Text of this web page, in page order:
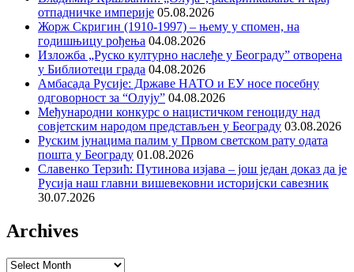
отпадничке империје 05.08.2026
Жорж Скригин (1910-1997) – њему у спомен, на
годишњицу рођења 04.08.2026
Изложба „Руско културно наслеђе у Београду” отворена
у Библиотеци града 04.08.2026
Амбасада Русије: Државе НАТО и ЕУ носе посебну
одговорност за “Олују” 04.08.2026
Међународни конкурс о нацистичком геноциду над
совјетским народом представљен у Београду 03.08.2026
Руским јунацима палим у Првом светском рату одата
пошта у Београду 01.08.2026
Славенко Терзић: Путинова изјава – још један доказ да је
Русија наш главни вишевековни историјски савезник
30.07.2026
Archives
Archives